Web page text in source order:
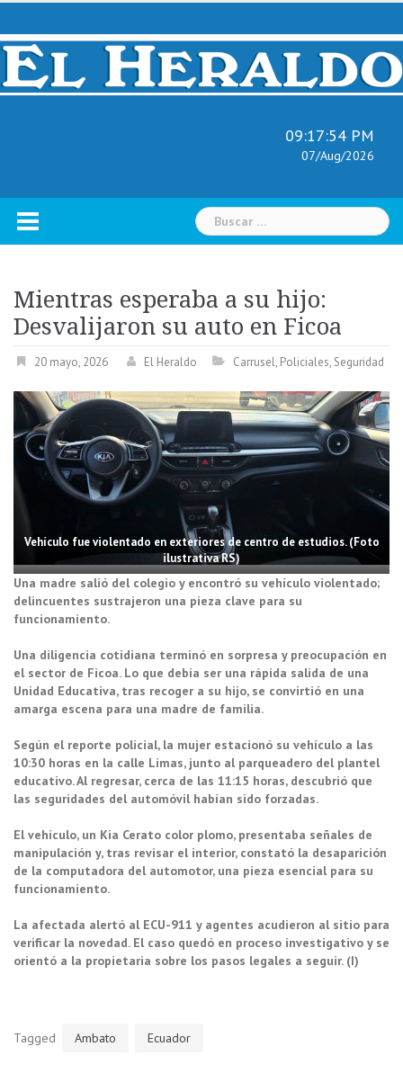
Skip
content
09:17:55 PM
07/Aug/2026
Buscar:
Mientras esperaba a su hijo:
Desvalijaron su auto en Ficoa
20 mayo, 2026 El Heraldo Carrusel, Policiales, Seguridad
Vehículo fue violentado en exteriores de centro de estudios. (Foto
ilustrativa RS)
Una madre salió del colegio y encontró su vehículo violentado;
delincuentes sustrajeron una pieza clave para su
funcionamiento.
Una diligencia cotidiana terminó en sorpresa y preocupación en
el sector de Ficoa. Lo que debía ser una rápida salida de una
Unidad Educativa, tras recoger a su hijo, se convirtió en una
amarga escena para una madre de familia.
Según el reporte policial, la mujer estacionó su vehículo a las
10:30 horas en la calle Limas, junto al parqueadero del plantel
educativo. Al regresar, cerca de las 11:15 horas, descubrió que
las seguridades del automóvil habían sido forzadas.
El vehículo, un Kia Cerato color plomo, presentaba señales de
manipulación y, tras revisar el interior, constató la desaparición
de la computadora del automotor, una pieza esencial para su
funcionamiento.
La afectada alertó al ECU-911 y agentes acudieron al sitio para
verificar la novedad. El caso quedó en proceso investigativo y se
orientó a la propietaria sobre los pasos legales a seguir. (I)
Tagged Ambato Ecuador